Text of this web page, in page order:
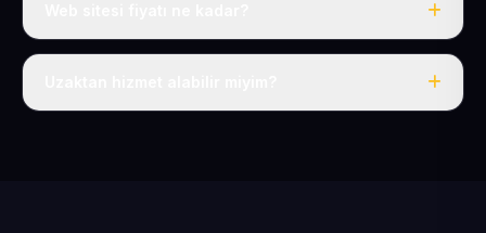
Tek fiyat: yılda 50 USD + KDV, her şey dahil.